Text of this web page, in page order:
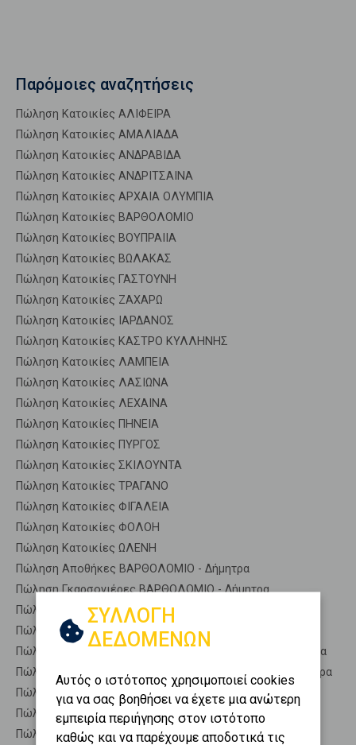
Παρόμοιες αναζητήσεις
Πώληση Κατοικίες ΑΛΙΦΕΙΡΑ
Πώληση Κατοικίες ΑΜΑΛΙΑΔΑ
Πώληση Κατοικίες ΑΝΔΡΑΒΙΔΑ
Πώληση Κατοικίες ΑΝΔΡΙΤΣΑΙΝΑ
Πώληση Κατοικίες ΑΡΧΑΙΑ ΟΛΥΜΠΙΑ
Πώληση Κατοικίες ΒΑΡΘΟΛΟΜΙΟ
Πώληση Κατοικίες ΒΟΥΠΡΑΙΙΑ
Πώληση Κατοικίες ΒΩΛΑΚΑΣ
Πώληση Κατοικίες ΓΑΣΤΟΥΝΗ
Πώληση Κατοικίες ΖΑΧΑΡΩ
Πώληση Κατοικίες ΙΑΡΔΑΝΟΣ
Πώληση Κατοικίες ΚΑΣΤΡΟ ΚΥΛΛΗΝΗΣ
Πώληση Κατοικίες ΛΑΜΠΕΙΑ
Πώληση Κατοικίες ΛΑΣΙΩΝΑ
Πώληση Κατοικίες ΛΕΧΑΙΝΑ
Πώληση Κατοικίες ΠΗΝΕΙΑ
Πώληση Κατοικίες ΠΥΡΓΟΣ
Πώληση Κατοικίες ΣΚΙΛΟΥΝΤΑ
Πώληση Κατοικίες ΤΡΑΓΑΝΟ
Πώληση Κατοικίες ΦΙΓΑΛΕΙΑ
Πώληση Κατοικίες ΦΟΛΟΗ
Πώληση Κατοικίες ΩΛΕΝΗ
Πώληση Αποθήκες ΒΑΡΘΟΛΟΜΙΟ - Δήμητρα
Πώληση Γκαρσονιέρες ΒΑΡΘΟΛΟΜΙΟ - Δήμητρα
Πώληση Διαμερίσματα ΒΑΡΘΟΛΟΜΙΟ - Δήμητρα
Πώληση Κτίρια ΒΑΡΘΟΛΟΜΙΟ - Δήμητρα
Πώληση Μεζονέτες (ανεξάρτητη) ΒΑΡΘΟΛΟΜΙΟ - Δήμητρα
Πώληση Μεζονέτες (εφαπτόμενη) ΒΑΡΘΟΛΟΜΙΟ - Δήμητρα
Πώληση Μονοκατοικίες ΒΑΡΘΟΛΟΜΙΟ - Δήμητρα
Πώληση Οικίες ΒΑΡΘΟΛΟΜΙΟ - Δήμητρα
Πώληση Οροφοδιαμερίσματα ΒΑΡΘΟΛΟΜΙΟ - Δήμητρα
ΣΥΛΛΟΓΗ
ΔΕΔΟΜΕΝΩΝ
Αυτός ο ιστότοπος χρησιμοποιεί cookies
για να σας βοηθήσει να έχετε μια ανώτερη
εμπειρία περιήγησης στον ιστότοπο
καθώς και να παρέχουμε αποδοτικά τις